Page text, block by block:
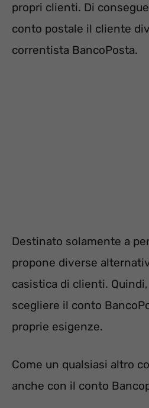
propri clienti. Di
conto postale il cliente
correntista BancoPosta.
Destinato solamente a
propone diverse
casistica di clienti.
scegliere il conto
proprie esigenze.
Come un qualsiasi altro
anche con il conto